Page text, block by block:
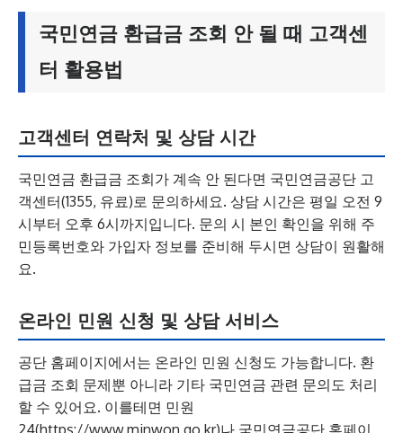
국민연금 환급금 조회 안 될 때 고객센
터 활용법
고객센터 연락처 및 상담 시간
국민연금 환급금 조회가 계속 안 된다면 국민연금공단 고
객센터(1355, 유료)로 문의하세요. 상담 시간은 평일 오전 9
시부터 오후 6시까지입니다. 문의 시 본인 확인을 위해 주
민등록번호와 가입자 정보를 준비해 두시면 상담이 원활해
요.
온라인 민원 신청 및 상담 서비스
공단 홈페이지에서는 온라인 민원 신청도 가능합니다. 환
급금 조회 문제뿐 아니라 기타 국민연금 관련 문의도 처리
할 수 있어요. 이를테면 민원
24(https://www.minwon.go.kr)나 국민연금공단 홈페이